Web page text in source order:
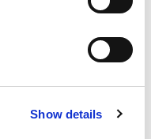
Show details